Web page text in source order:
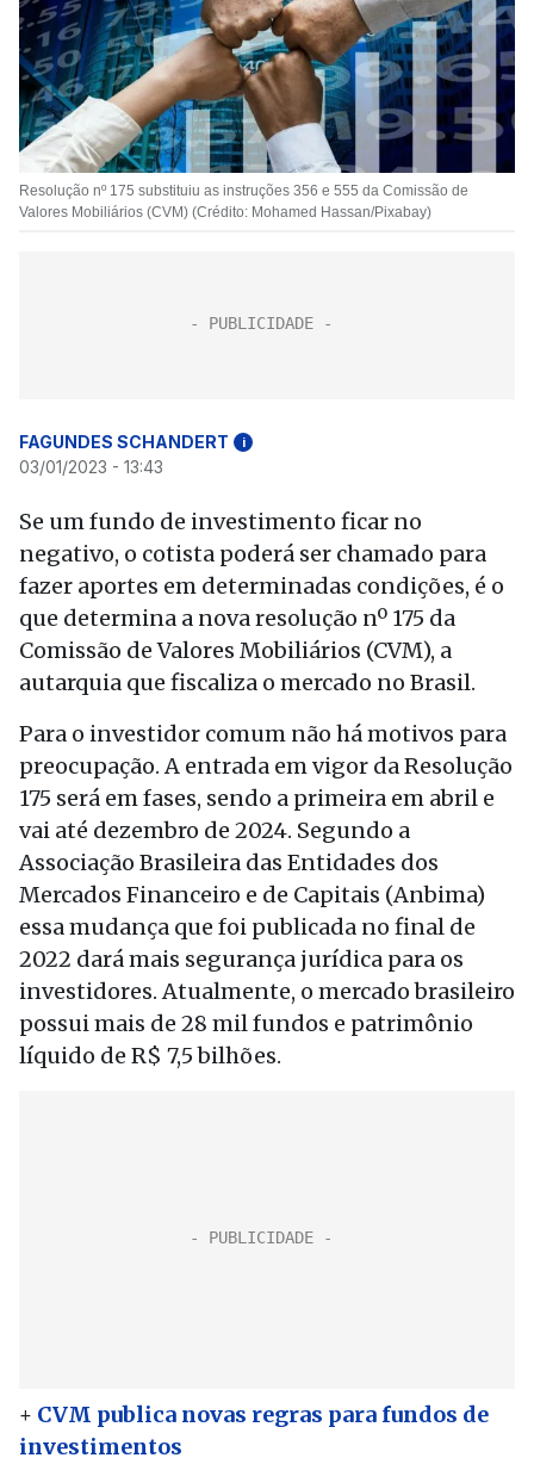
Resolução nº 175 substituiu as instruções 356 e 555 da Comissão de
Valores Mobiliários (CVM) (Crédito: Mohamed Hassan/Pixabay)
FAGUNDES SCHANDERT i
03/01/2023 - 13:43
Se um fundo de investimento ficar no
negativo, o cotista poderá ser chamado para
fazer aportes em determinadas condições, é o
que determina a nova resolução nº 175 da
Comissão de Valores Mobiliários (CVM), a
autarquia que fiscaliza o mercado no Brasil.
Para o investidor comum não há motivos para
preocupação. A entrada em vigor da Resolução
175 será em fases, sendo a primeira em abril e
vai até dezembro de 2024. Segundo a
Associação Brasileira das Entidades dos
Mercados Financeiro e de Capitais (Anbima)
essa mudança que foi publicada no final de
2022 dará mais segurança jurídica para os
investidores. Atualmente, o mercado brasileiro
possui mais de 28 mil fundos e patrimônio
líquido de R$ 7,5 bilhões.
+ CVM publica novas regras para fundos de
investimentos